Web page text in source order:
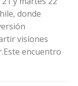
donde
visiones
encuentro